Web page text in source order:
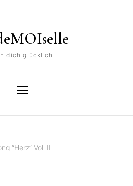
dich glücklich
“Herz” Vol. II